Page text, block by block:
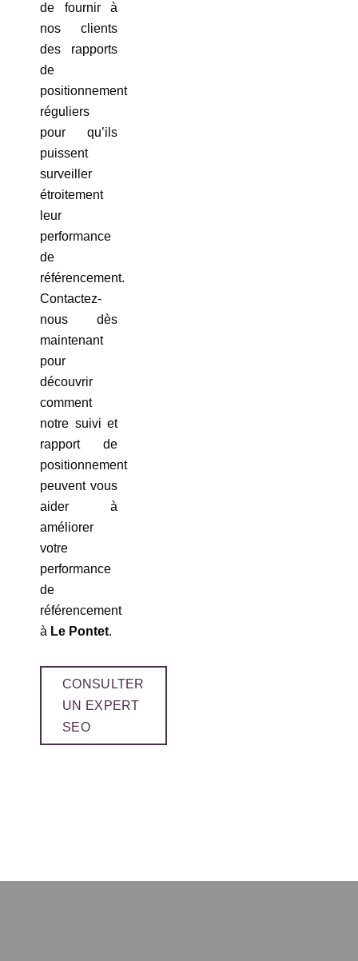
de fournir à
nos clients
des rapports
de
positionnement
réguliers
pour qu’ils
puissent
surveiller
étroitement
leur
performance
de
référencement.
Contactez-
nous dès
maintenant
pour
découvrir
comment
notre suivi et
rapport de
positionnement
peuvent vous
aider à
améliorer
votre
performance
de
référencement
à Le Pontet.
CONSULTER
UN EXPERT
SEO